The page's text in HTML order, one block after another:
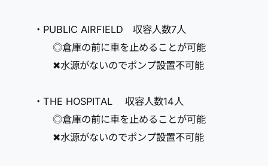
・PUBLIC AIRFIELD 収容人数7人
◎倉庫の前に車を止めることが可能
✖水源がないのでポンプ設置不可能
・THE HOSPITAL 収容人数14人
◎倉庫の前に車を止めることが可能
✖水源がないのでポンプ設置不可能